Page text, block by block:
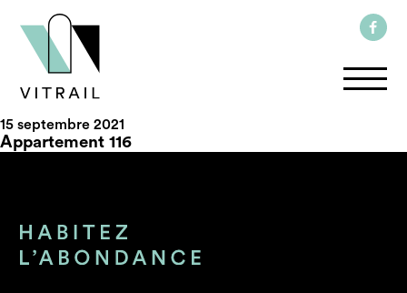
15 septembre 2021
Appartement 116